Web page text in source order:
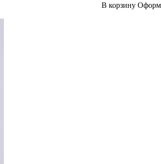
В корзину